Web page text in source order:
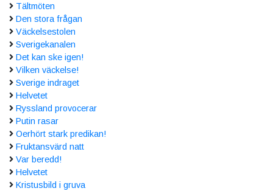
Tältmöten
Den stora frågan
Väckelsestolen
Sverigekanalen
Det kan ske igen!
Vilken väckelse!
Sverige indraget
Helvetet
Ryssland provocerar
Putin rasar
Oerhört stark predikan!
Fruktansvärd natt
Var beredd!
Helvetet
Kristusbild i gruva